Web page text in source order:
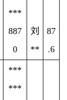
***
887
0
刘
**
87
.6
***
***